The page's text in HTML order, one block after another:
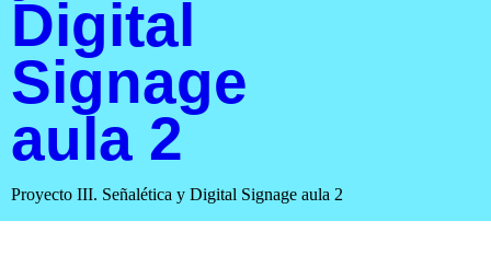
Digital
Signage
aula 2
Proyecto III. Señalética y Digital Signage aula 2